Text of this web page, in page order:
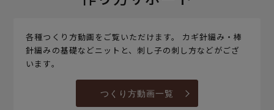
各種つくり方動画をご覧いただけます。 カギ針編み・棒
針編みの基礎などニットと、刺し子の刺し方などがござ
います。
つくり方動画一覧